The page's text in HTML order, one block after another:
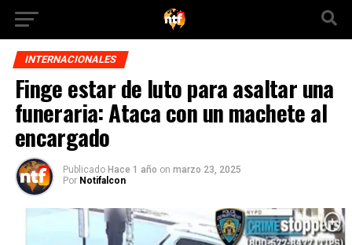
INTERNACIONALES
Finge estar de luto para asaltar una
funeraria: Ataca con un machete al
encargado
Publicado Hace 1 año on marzo 23, 2025
Por Notifalcon